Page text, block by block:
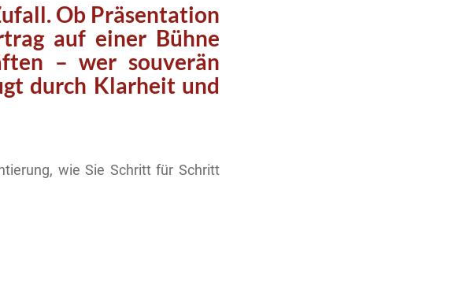
Ob Präsentation
auf einer Bühne
– wer souverän
durch Klarheit und
wie Sie Schritt für Schritt